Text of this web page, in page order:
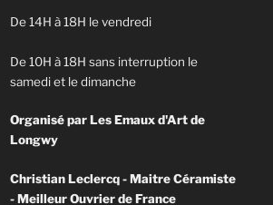
De 14H à 18H le vendredi
De 10H à 18H sans interruption le
samedi et le dimanche
Organisé par Les Emaux d'Art de
Longwy
Christian Leclercq - Maitre Céramiste
- Meilleur Ouvrier de France